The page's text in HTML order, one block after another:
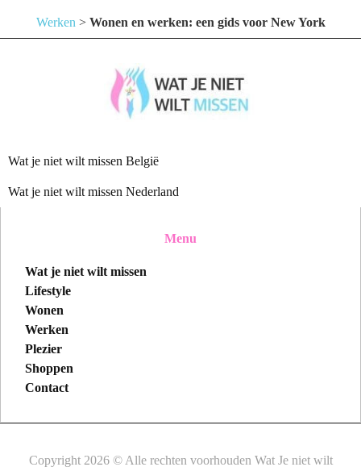
Werken > Wonen en werken: een gids voor New York
Wat je niet wilt missen België
Wat je niet wilt missen Nederland
Menu
Wat je niet wilt missen
Lifestyle
Wonen
Werken
Plezier
Shoppen
Contact
Copyright 2026 © Alle rechten voorhouden Wat Je niet wilt